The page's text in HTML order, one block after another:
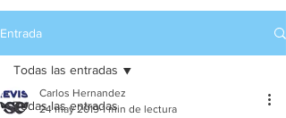
Entrada
Todas las entradas
Todas las entradas
Carlos Hernandez
24 may 2019 1 min de lectura